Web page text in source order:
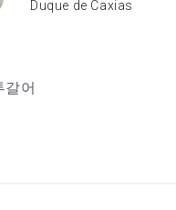
Duque de Caxias
갈어